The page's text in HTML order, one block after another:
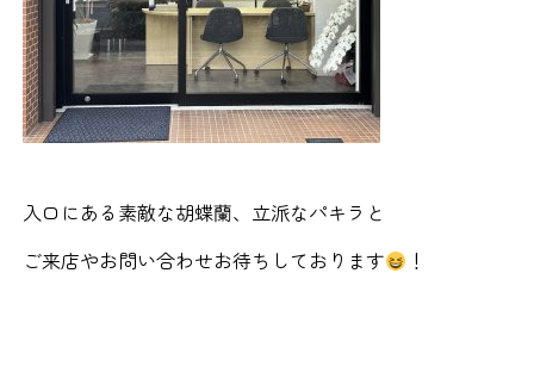
入口にある素敵な胡蝶蘭、立派なパキラと
ご来店やお問い合わせお待ちしております
！